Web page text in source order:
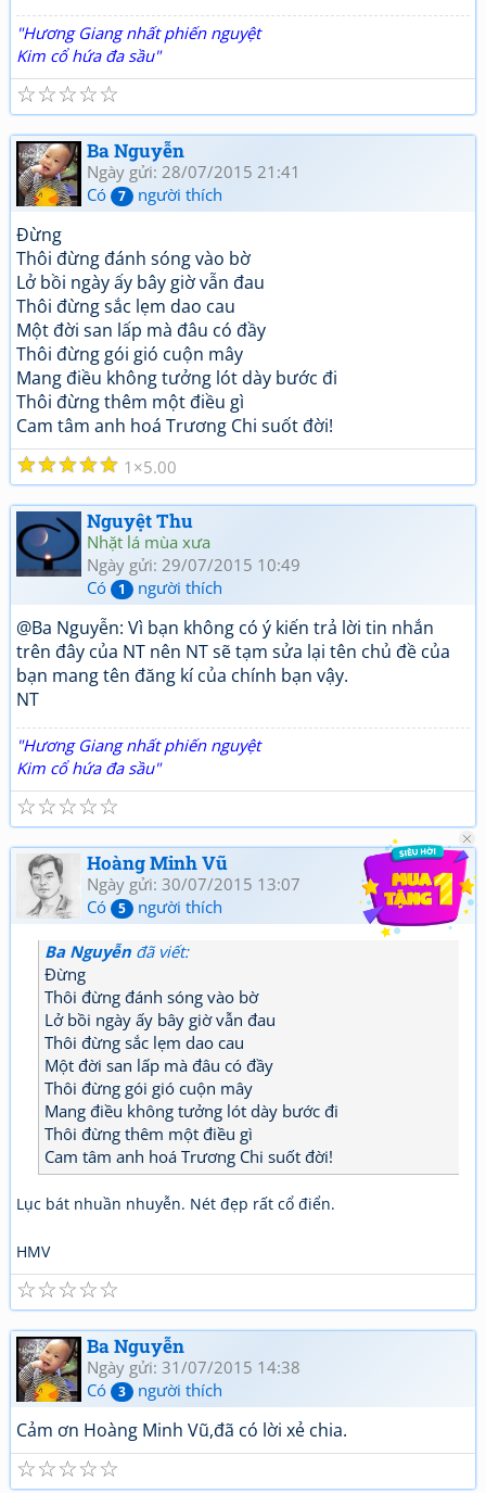
"Hương Giang nhất phiến nguyệt
Kim cổ hứa đa sầu"
☆
☆
☆
☆
☆
Ba Nguyễn
Ngày gửi: 28/07/2015 21:41
Có
7 người thích
Đừng
Thôi đừng đánh sóng vào bờ
Lở bồi ngày ấy bây giờ vẫn đau
Thôi đừng sắc lẹm dao cau
Một đời san lấp mà đâu có đầy
Thôi đừng gói gió cuộn mây
Mang điều không tưởng lót dày bước đi
Thôi đừng thêm một điều gì
Cam tâm anh hoá Trương Chi suốt đời!
☆
☆
☆
☆
☆ 1 5.00
Nguyệt Thu
Nhặt lá mùa xưa
Ngày gửi: 29/07/2015 10:49
Có
1 người thích
@Ba Nguyễn: Vì bạn không có ý kiến trả lời tin nhắn
trên đây của NT nên NT sẽ tạm sửa lại tên chủ đề của
bạn mang tên đăng kí của chính bạn vậy.
NT
"Hương Giang nhất phiến nguyệt
Kim cổ hứa đa sầu"
☆
☆
☆
☆
☆
Hoàng Minh Vũ
Ngày gửi: 30/07/2015 13:07
Có
5 người thích
Ba Nguyễn đã viết:
Đừng
Thôi đừng đánh sóng vào bờ
Lở bồi ngày ấy bây giờ vẫn đau
Thôi đừng sắc lẹm dao cau
Một đời san lấp mà đâu có đầy
Thôi đừng gói gió cuộn mây
Mang điều không tưởng lót dày bước đi
Thôi đừng thêm một điều gì
Cam tâm anh hoá Trương Chi suốt đời!
Lục bát nhuần nhuyễn. Nét đẹp rất cổ điển.
HMV
☆
☆
☆
☆
☆
Ba Nguyễn
Ngày gửi: 31/07/2015 14:38
Có
3 người thích
Cảm ơn Hoàng Minh Vũ,đã có lời xẻ chia.
☆
☆
☆
☆
☆